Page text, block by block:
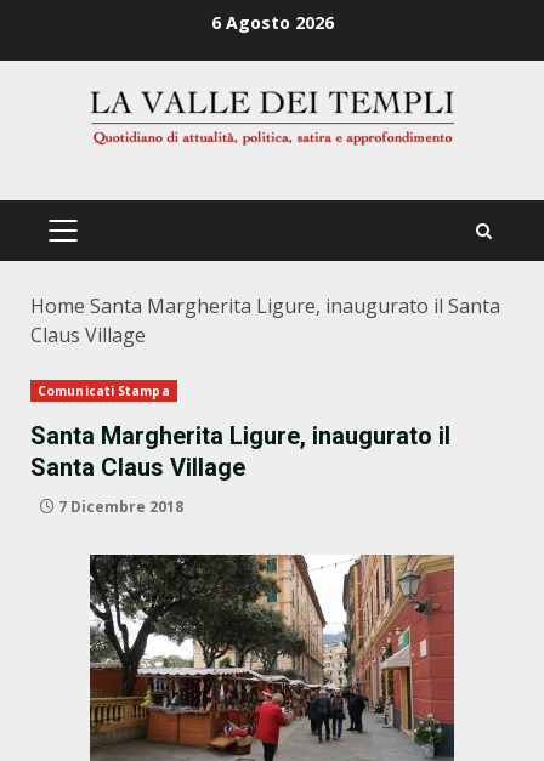
6 Agosto 2026
PRIMÄRES
Home Santa Margherita Ligure, inaugurato il Santa
Claus Village
Comunicati Stampa
Santa Margherita Ligure, inaugurato il
Santa Claus Village
7 Dicembre 2018